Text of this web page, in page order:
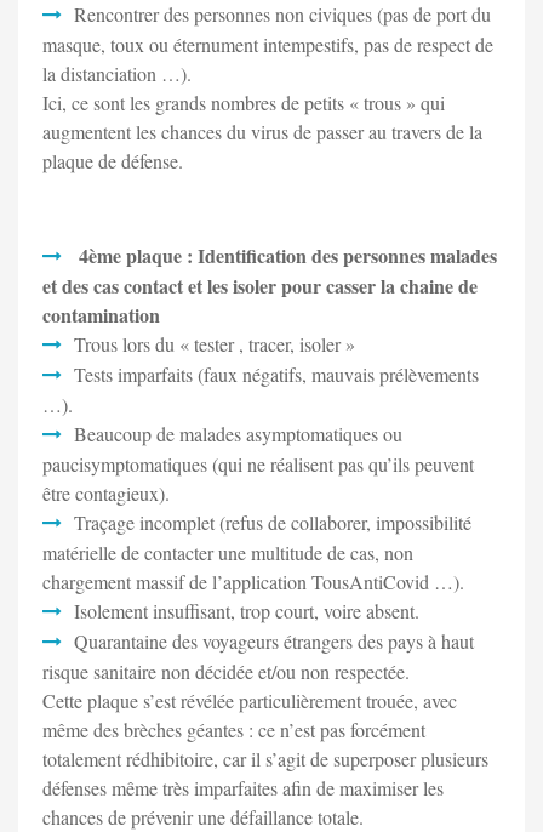
Rencontrer des personnes non civiques (pas de port du
masque, toux ou éternument intempestifs, pas de respect de
la distanciation …).
Ici, ce sont les grands nombres de petits « trous » qui
augmentent les chances du virus de passer au travers de la
plaque de défense.
4ème plaque : Identification des personnes malades
et des cas contact et les isoler pour casser la chaine de
contamination
Trous lors du « tester , tracer, isoler »
Tests imparfaits (faux négatifs, mauvais prélèvements
…).
Beaucoup de malades asymptomatiques ou
paucisymptomatiques (qui ne réalisent pas qu’ils peuvent
être contagieux).
Traçage incomplet (refus de collaborer, impossibilité
matérielle de contacter une multitude de cas, non
chargement massif de l’application TousAntiCovid …).
Isolement insuffisant, trop court, voire absent.
Quarantaine des voyageurs étrangers des pays à haut
risque sanitaire non décidée et/ou non respectée.
Cette plaque s’est révélée particulièrement trouée, avec
même des brèches géantes : ce n’est pas forcément
totalement rédhibitoire, car il s’agit de superposer plusieurs
défenses même très imparfaites afin de maximiser les
chances de prévenir une défaillance totale.